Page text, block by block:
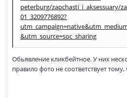
peterburg/zapchasti_i_aksessuary/
01_3209776892?
&utm_source=soc_sharing
Обьявление кликбейтное. У них
правило фото не соответствует